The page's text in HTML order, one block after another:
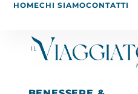
HOMECHI SIAMOCONTATTI